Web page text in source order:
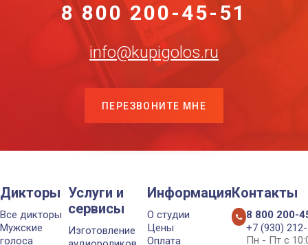
8 800 200-45-51
info@kupigolos.ru
ПЕРЕЗВОНИТЕ МНЕ
Дикторы
Все дикторы
Мужские
голоса
Услуги и
сервисы
Изготовление
Информация
О студии
Цены
Оплата
Контакты
8 800 200-
+7 (930)
Пн - Пт с